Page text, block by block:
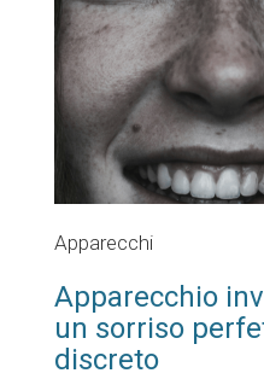
Apparecchi
Apparecchio
un sorriso
discreto